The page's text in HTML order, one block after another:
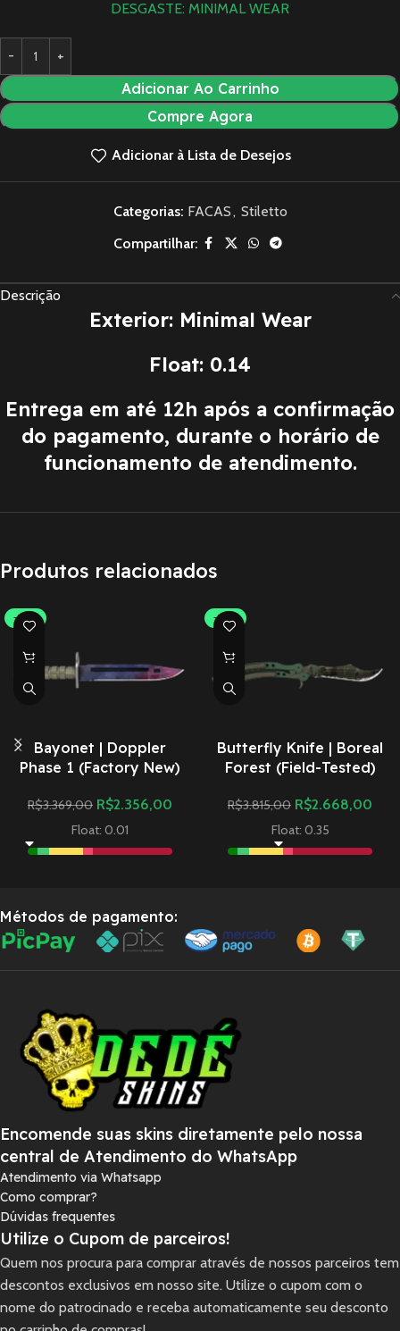
DESGASTE: MINIMAL WEAR
Adicionar Ao Carrinho
Compre Agora
Adicionar à Lista de Desejos
Categorias: FACAS, Stiletto
Compartilhar:
Descrição
Exterior: Minimal Wear
Float: 0.14
Entrega em até 12h após a confirmação
do pagamento, durante o horário de
funcionamento de atendimento.
Produtos relacionados
-30%
Bayonet | Doppler
Phase 1 (Factory New)
R$3.369,00 R$2.356,00
Float: 0.01
-30%
Butterfly Knife | Boreal
Forest (Field-Tested)
R$3.815,00 R$2.668,00
Float: 0.35
Métodos de pagamento:
Encomende suas skins diretamente pelo nossa
central de Atendimento do WhatsApp
Atendimento via Whatsapp
Como comprar?
Dúvidas frequentes
Utilize o Cupom de parceiros!
Quem nos procura para comprar através de nossos parceiros tem
descontos exclusivos em nosso site. Utilize o cupom com o
nome do patrocinado e receba automaticamente seu desconto